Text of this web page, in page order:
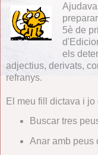
5è de
els
adjectius, derivats,
refranys.
El meu fill dictava i jo
Buscar tres
Anar amb peus